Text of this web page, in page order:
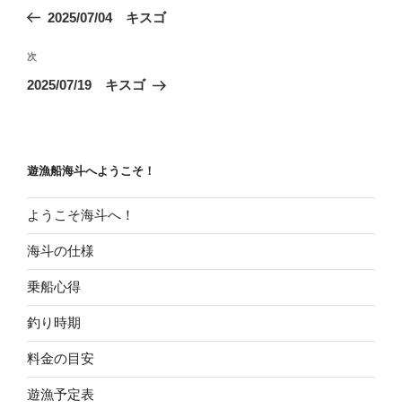
ビ
ゲ
ン
の
稿
2025/07/04 キスゴ
次
の
次
2025/07/19 キスゴ
遊漁船海斗へようこそ！
ようこそ海斗へ！
海斗の仕様
乗船心得
釣り時期
料金の目安
遊漁予定表